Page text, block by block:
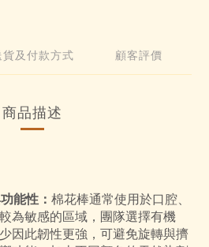
貨及付款方式 顧客評價
商品描述
能性： 棉花棒通常使用於口腔、
為敏感的區域，團隊選擇有機
因此韌性更強，可避免旋轉與擠